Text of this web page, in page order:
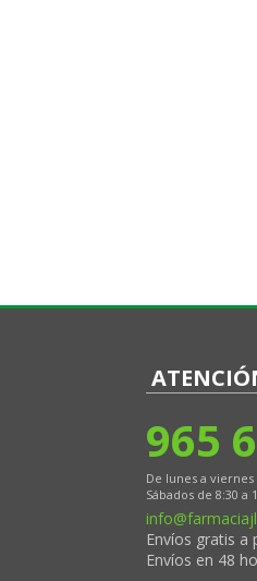
965
De lunes a viernes
Sábados de 8:30 a
Envíos gratis a
Envíos en 48